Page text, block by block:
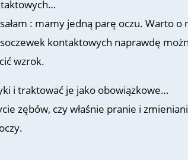
: mamy jedną parę oczu. Warto o
kontaktowych naprawdę
wzrok.
i traktować je jako obowiązkowe…
zębów, czy właśnie pranie i